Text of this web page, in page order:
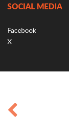
SOCIAL MEDIA
Facebook
X